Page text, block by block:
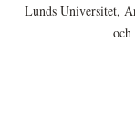
Lunds Universitet,